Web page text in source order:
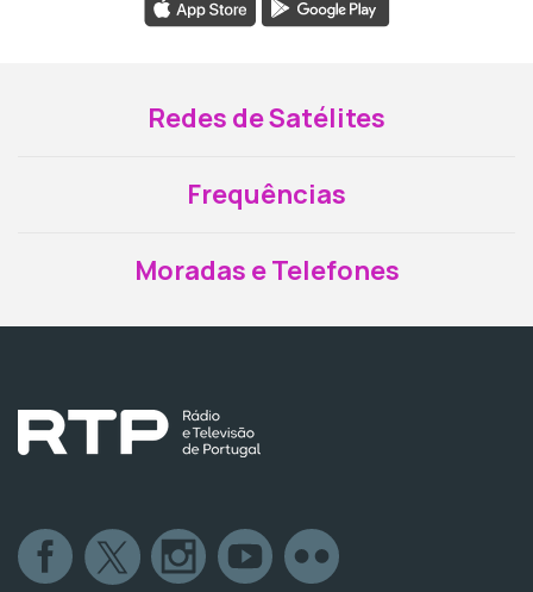
Redes de Satélites
Frequências
Moradas e Telefones